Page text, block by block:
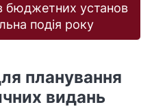
бюджетних установ
подія року
планування
видань